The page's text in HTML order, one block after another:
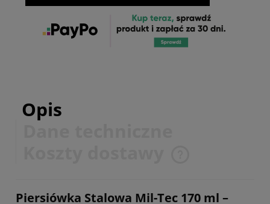
Opis
Piersiówka Stalowa Mil-Tec 170 ml –